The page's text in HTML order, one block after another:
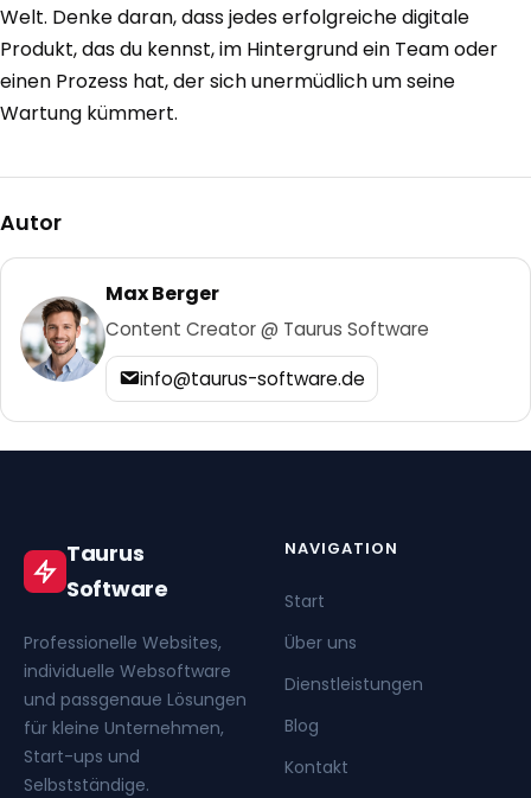
Welt. Denke daran, dass jedes erfolgreiche digitale
Produkt, das du kennst, im Hintergrund ein Team oder
einen Prozess hat, der sich unermüdlich um seine
Wartung kümmert.
Autor
Max Berger
Content Creator @ Taurus Software
info@taurus-software.de
Taurus
Software
Professionelle Websites,
individuelle Websoftware
und passgenaue Lösungen
für kleine Unternehmen,
Start-ups und
Selbstständige.
NAVIGATION
Start
Über uns
Dienstleistungen
Blog
Kontakt